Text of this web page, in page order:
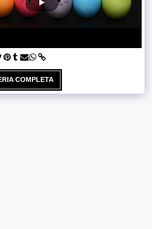
COMPLETA